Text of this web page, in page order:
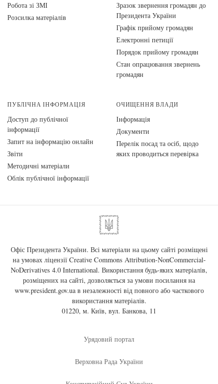
Робота зі ЗМІ
Розсилка матеріалів
Зразок звернення громадян до
Президента України
Графік прийому громадян
Електронні петиції
Порядок прийому громадян
Стан опрацювання звернень
громадян
ПУБЛІЧНА ІНФОРМАЦІЯ
Доступ до публічної
інформації
Запит на інформацію онлайн
Звіти
Методичні матеріали
Облік публічної інформації
ОЧИЩЕННЯ ВЛАДИ
Інформація
Документи
Перелік посад та осіб, щодо
яких проводиться перевірка
Офіс Президента України. Всі матеріали на цьому сайті розміщені
на умовах ліцензії Creative Commons Attribution-NonCommercial-
NoDerivatives 4.0 International. Використання будь-яких матеріалів,
розміщених на сайті, дозволяється за умови посилання на
www.president.gov.uaв незалежності від повного або часткового
використання матеріалів.
01220, м. Київ, вул. Банкова, 11
Урядовий портал
Верховна Рада України